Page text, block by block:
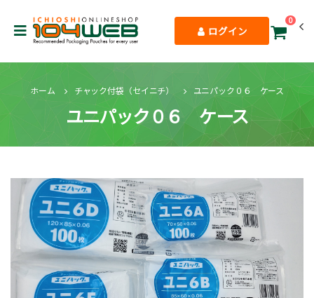
ログイン
0
ホーム チャック付袋（セイニチ） ユニパック０６ ケース
ユニパック０６ ケース